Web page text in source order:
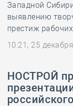
Западной
выявлению
престиж
10:21, 25
НОСТРОЙ